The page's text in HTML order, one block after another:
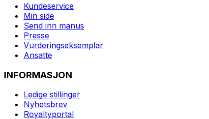
Kundeservice
Min side
Send inn manus
Presse
Vurderingseksemplar
Ansatte
INFORMASJON
Ledige stillinger
Nyhetsbrev
Royaltyportal